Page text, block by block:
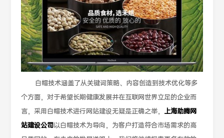
白帽技术涵盖了从关键词策略、内容创造到技术优化等多
个方面，对于希望长期健康发展并在互联网世界立足的企业而
言，采用白帽技术进行网站建设无疑是正确之举， 上海助腾网
站建设公司以白帽技术为导向，为客户打造符合市场需求的高